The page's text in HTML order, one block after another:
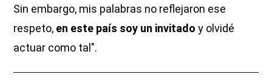
Sin embargo, mis palabras no reflejaron ese
respeto, en este país soy un invitadoy olvidé
actuar como tal".